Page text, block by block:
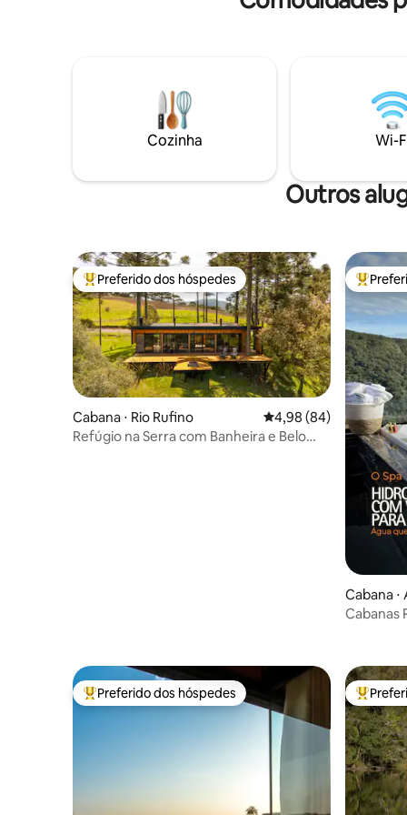
Refúgio para casais que buscam
EXPERIÊNCIA COMPLETA Ideal para
pedidos de casamento, lua de mel, entre
outros ♥️ Solicite decoração romântica
Cozinha Wi-
Outros
Entre os melhores preferidos dos hóspedes
Preferido dos hóspedes
Cabana ⋅ Rio Rufino 4,98 de uma avaliação
4,98 (84)
Refúgio na Serra com Banheira e Belo
Entre
Cabana
Cabanas
Entre os melhores preferidos dos hóspedes
Preferido dos hóspedes Entre